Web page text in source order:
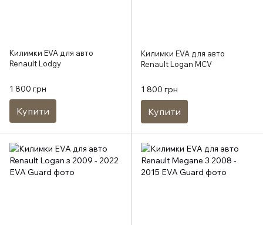
Килимки EVA для авто
Renault Lodgy
1 800 грн
Купити
Килимки EVA для авто
Renault Logan MCV
1 800 грн
Купити